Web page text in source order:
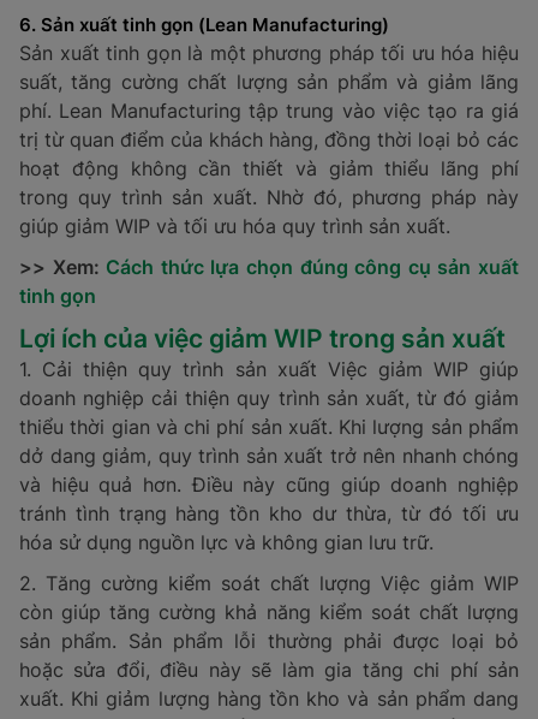
6. Sản xuất tinh gọn (Lean Manufacturing)
Sản xuất tinh gọn là một phương pháp tối ưu hóa hiệu
suất, tăng cường chất lượng sản phẩm và giảm lãng
phí. Lean Manufacturing tập trung vào việc tạo ra giá
trị từ quan điểm của khách hàng, đồng thời loại bỏ các
hoạt động không cần thiết và giảm thiểu lãng phí
trong quy trình sản xuất. Nhờ đó, phương pháp này
giúp giảm WIP và tối ưu hóa quy trình sản xuất.
>> Xem: Cách thức lựa chọn đúng công cụ sản xuất
tinh gọn
Lợi ích của việc giảm WIP trong sản xuất
1. Cải thiện quy trình sản xuất Việc giảm WIP giúp
doanh nghiệp cải thiện quy trình sản xuất, từ đó giảm
thiểu thời gian và chi phí sản xuất. Khi lượng sản phẩm
dở dang giảm, quy trình sản xuất trở nên nhanh chóng
và hiệu quả hơn. Điều này cũng giúp doanh nghiệp
tránh tình trạng hàng tồn kho dư thừa, từ đó tối ưu
hóa sử dụng nguồn lực và không gian lưu trữ.
2. Tăng cường kiểm soát chất lượng Việc giảm WIP
còn giúp tăng cường khả năng kiểm soát chất lượng
sản phẩm. Sản phẩm lỗi thường phải được loại bỏ
hoặc sửa đổi, điều này sẽ làm gia tăng chi phí sản
xuất. Khi giảm lượng hàng tồn kho và sản phẩm dang